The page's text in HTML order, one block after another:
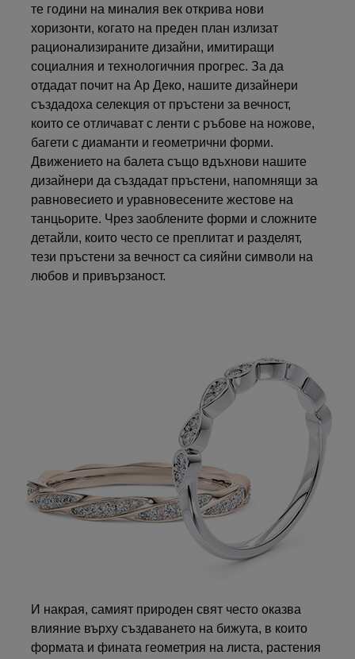
те години на миналия век открива нови
хоризонти, когато на преден план излизат
рационализираните дизайни, имитиращи
социалния и технологичния прогрес. За да
отдадат почит на Ар Деко, нашите дизайнери
създадоха селекция от пръстени за вечност,
които се отличават с ленти с ръбове на ножове,
багети с диаманти и геометрични форми.
Движението на балета също вдъхнови нашите
дизайнери да създадат пръстени, напомнящи за
равновесието и уравновесените жестове на
танцьорите. Чрез заоблените форми и сложните
детайли, които често се преплитат и разделят,
тези пръстени за вечност са сияйни символи на
любов и привързаност.
И накрая, самият природен свят често оказва
влияние върху създаването на бижута, в които
формата и фината геометрия на листа, растения